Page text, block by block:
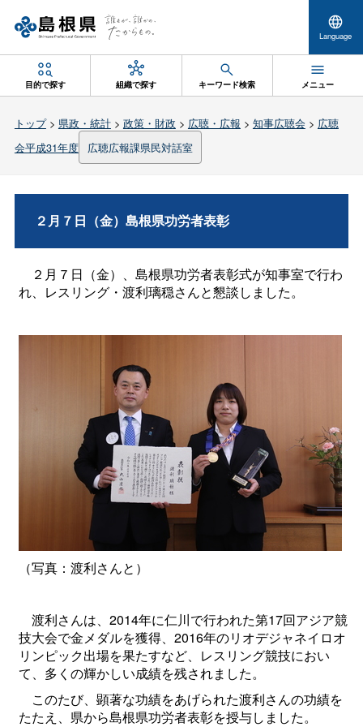
Language
目的で探す 組織で探す キーワード検索 メニュー
トップ> 県政・統計> 政策・財政 > 広聴・広報 > 知事広聴会 > 広聴
会平成31年度
広聴広報課県民対話室
２月７日（金）島根県功労者表彰
２月７日（金）、島根県功労者表彰式が知事室で行わ
れ、レスリング・渡利璃穏さんと懇談しました。
（写真：渡利さんと）
渡利さんは、2014年に仁川で行われた第17回アジア競
技大会で金メダルを獲得、2016年のリオデジャネイロオ
リンピック出場を果たすなど、レスリング競技におい
て、多くの輝かしい成績を残されました。
このたび、顕著な功績をあげられた渡利さんの功績を
たたえ、県から島根県功労者表彰を授与しました。